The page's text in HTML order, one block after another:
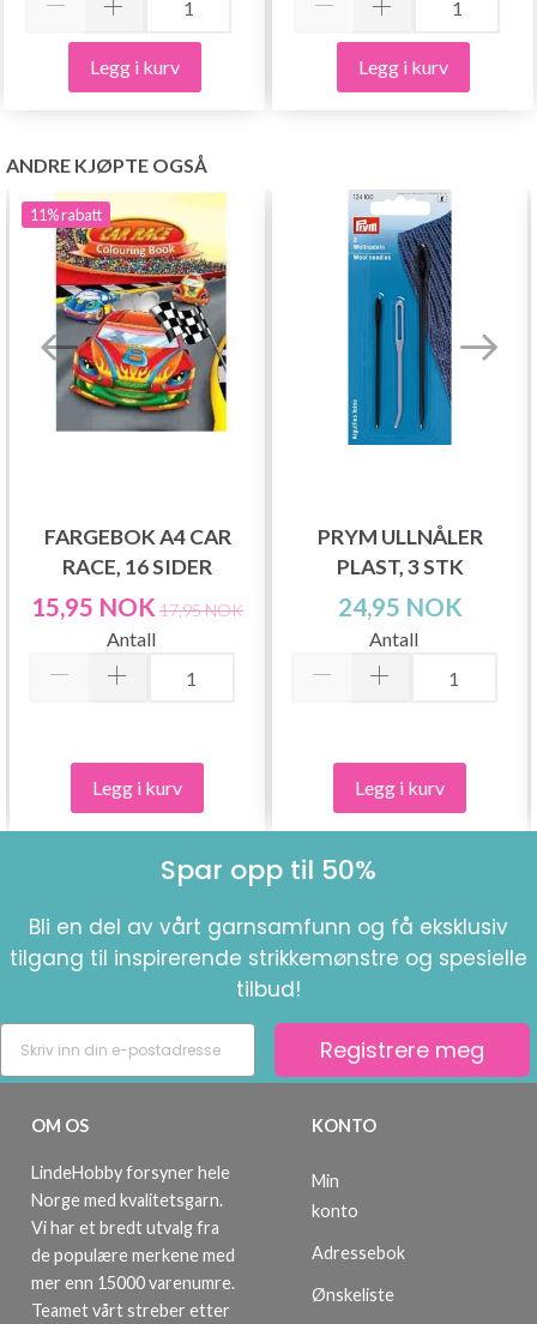
Legg i kurv Legg i kurv
ANDRE KJØPTE OGSÅ
11%rabatt
FARGEBOK A4 CAR
RACE, 16 SIDER
15,95 NOK 17,95 NOK
Antall
Legg i kurv
PRYM ULLNÅLER
PLAST, 3 STK
24,95 NOK
Antall
Legg i kurv
Spar opp til 50%
Bli en del av vårt garnsamfunn og få eksklusiv
tilgang til inspirerende strikkemønstre og spesielle
tilbud!
Registrere meg
OM OS
LindeHobby forsyner hele
Norge med kvalitetsgarn.
Vi har et bredt utvalg fra
de populære merkene med
mer enn 15000 varenumre.
Teamet vårt streber etter
KONTO
Min
konto
Adressebok
Ønskeliste